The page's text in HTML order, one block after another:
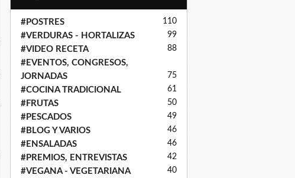
#POSTRES 110
#VERDURAS - HORTALIZAS 99
#VIDEO RECETA 88
#EVENTOS, CONGRESOS,
JORNADAS
75
#COCINA TRADICIONAL 61
#FRUTAS 50
#PESCADOS 49
#BLOG Y VARIOS 46
#ENSALADAS 46
#PREMIOS, ENTREVISTAS 42
#VEGANA - VEGETARIANA 40